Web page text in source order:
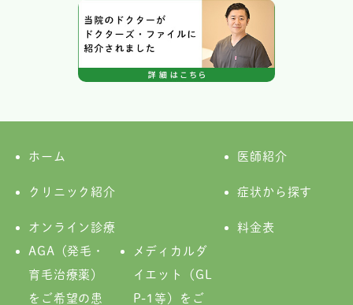
ホーム 医師紹介
クリニック紹介 症状から探す
オンライン診療
AGA（発毛・
育毛治療薬）
をご希望の患
メディカルダ
イエット（GL
P-1等）をご
料金表